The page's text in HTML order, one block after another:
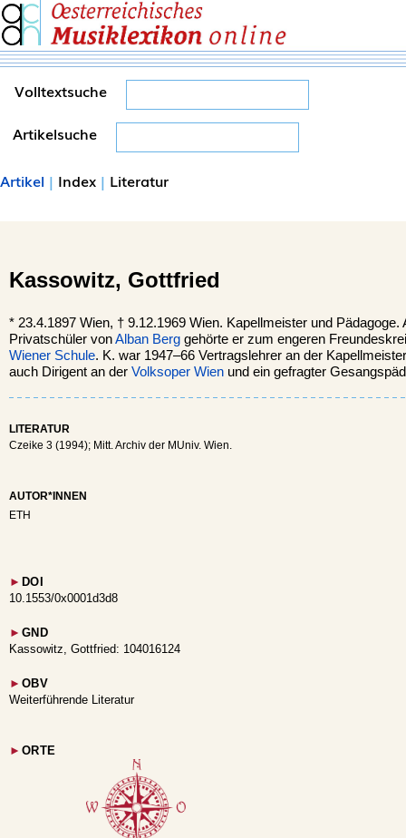
Volltextsuche
Artikelsuche
Artikel | Index | Literatur
Kassowitz, Gottfried
* 23.4.1897 Wien, † 9.12.1969 Wien. Kapellmeister und Pädagoge.
Privatschüler vonAlban Berg gehörte er zum engeren
Wiener Schule. K. war 1947–66 Vertragslehrer an der
auch Dirigent an der Volksoper Wien und ein gefragter
LITERATUR
Czeike 3 (1994); Mitt. Archiv der MUniv. Wien.
AUTOR*INNEN
ETH
► DOI
10.1553/0x0001d3d8
► GND
Kassowitz, Gottfried: 104016124
► OBV
Weiterführende Literatur
► ORTE